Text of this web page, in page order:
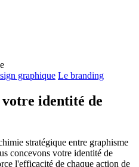
graphique Le branding
identité de
stratégique entre graphisme
concevons votre identité de
l'efficacité de chaque action de